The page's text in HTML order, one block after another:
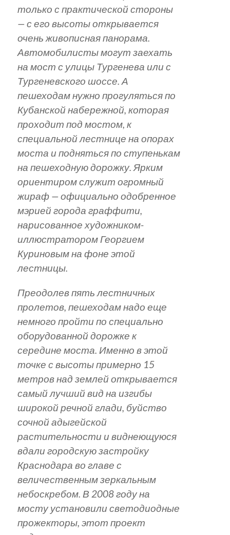
только с практической стороны
— с его высоты открывается
очень живописная панорама.
Автомобилисты могут заехать
на мост с улицы Тургенева или с
Тургеневского шоссе. А
пешеходам нужно прогуляться по
Кубанской набережной, которая
проходит под мостом, к
специальной лестнице на опорах
моста и подняться по ступенькам
на пешеходную дорожку. Ярким
ориентиром служит огромный
жираф — официально одобренное
мэрией города граффити,
нарисованное художником-
иллюстратором Георгием
Куриновым на фоне этой
лестницы.
Преодолев пять лестничных
пролетов, пешеходам надо еще
немного пройти по специально
оборудованной дорожке к
середине моста. Именно в этой
точке с высоты примерно 15
метров над землей открывается
самый лучший вид на изгибы
широкой речной глади, буйство
сочной адыгейской
растительности и виднеющуюся
вдали городскую застройку
Краснодара во главе с
величественным зеркальным
небоскребом. В 2008 году на
мосту установили светодиодные
прожекторы, этот проект